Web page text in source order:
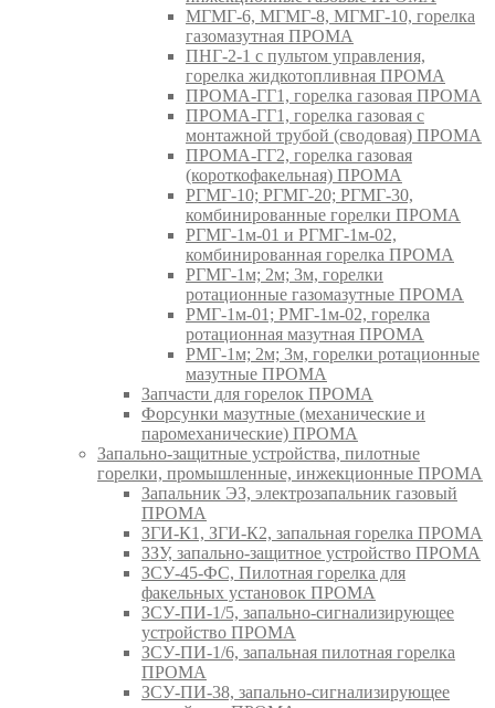
МГМГ-6, МГМГ-8, МГМГ-10, горелка
газомазутная ПРОМА
ПНГ-2-1 с пультом управления,
горелка жидкотопливная ПРОМА
ПРОМА-ГГ1, горелка газовая ПРОМА
ПРОМА-ГГ1, горелка газовая с
монтажной трубой (сводовая) ПРОМА
ПРОМА-ГГ2, горелка газовая
(короткофакельная) ПРОМА
РГМГ-10; РГМГ-20; РГМГ-30,
комбинированные горелки ПРОМА
РГМГ-1м-01 и РГМГ-1м-02,
комбинированная горелка ПРОМА
РГМГ-1м; 2м; 3м, горелки
ротационные газомазутные ПРОМА
РМГ-1м-01; РМГ-1м-02, горелка
ротационная мазутная ПРОМА
РМГ-1м; 2м; 3м, горелки ротационные
мазутные ПРОМА
Запчасти для горелок ПРОМА
Форсунки мазутные (механические и
паромеханические) ПРОМА
Запально-защитные устройства, пилотные
горелки, промышленные, инжекционные ПРОМА
Запальник ЭЗ, электрозапальник газовый
ПРОМА
ЗГИ-К1, ЗГИ-К2, запальная горелка ПРОМА
ЗЗУ, запально-защитное устройство ПРОМА
ЗСУ-45-ФС, Пилотная горелка для
факельных установок ПРОМА
ЗСУ-ПИ-1/5, запально-сигнализирующее
устройство ПРОМА
ЗСУ-ПИ-1/6, запальная пилотная горелка
ПРОМА
ЗСУ-ПИ-38, запально-сигнализирующее